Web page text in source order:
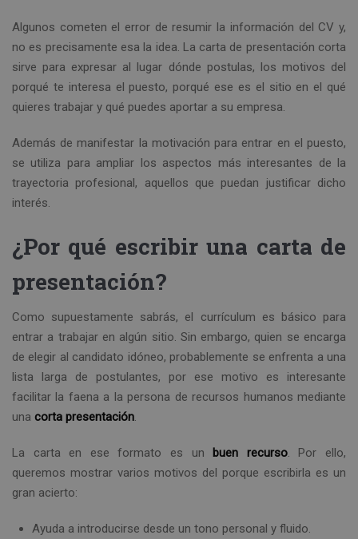
Algunos cometen el error de resumir la información del CV y,
no es precisamente esa la idea. La carta de presentación corta
sirve para expresar al lugar dónde postulas, los motivos del
porqué te interesa el puesto, porqué ese es el sitio en el qué
quieres trabajar y qué puedes aportar a su empresa.
Además de manifestar la motivación para entrar en el puesto,
se utiliza para ampliar los aspectos más interesantes de la
trayectoria profesional, aquellos que puedan justificar dicho
interés.
¿Por qué escribir una carta de
presentación?
Como supuestamente sabrás, el currículum es básico para
entrar a trabajar en algún sitio. Sin embargo, quien se encarga
de elegir al candidato idóneo, probablemente se enfrenta a una
lista larga de postulantes, por ese motivo es interesante
facilitar la faena a la persona de recursos humanos mediante
una corta presentación.
La carta en ese formato es un buen recurso. Por ello,
queremos mostrar varios motivos del porque escribirla es un
gran acierto:
Ayuda a introducirse desde un tono personal y fluido.